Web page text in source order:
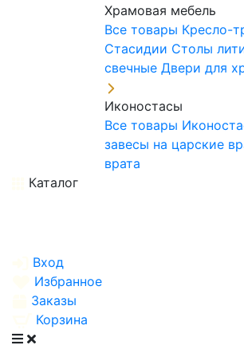
Храмовая мебель
Все товары Кресло-
Стасидии Столы
свечные Двери для
Иконостасы
Все товары
завесы на царские
врата
Каталог
Вход
Избранное
Заказы
Корзина